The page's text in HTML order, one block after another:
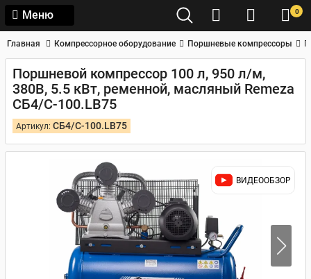
Меню 0
Главная Компрессорное оборудование Поршневые компрессоры
Поршневой компрессор 100 л, 950 л/м,
380В, 5.5 кВт, ременной, масляный Remeza
СБ4/С-100.LB75
Артикул: СБ4/С-100.LB75
ВИДЕООБЗОР